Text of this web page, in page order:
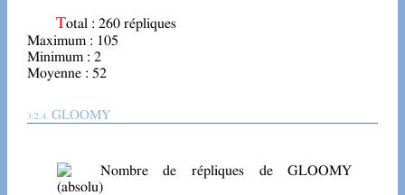
Total : 260 répliques
Maximum : 105
Minimum : 2
Moyenne : 52
GLOOMY